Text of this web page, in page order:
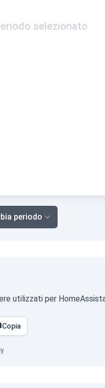
selezionato
periodo
utilizzati per
Copia
.